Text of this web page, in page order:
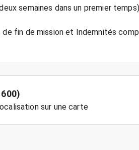
semaines dans un premier
de fin de mission et Indemnités
sur une carte